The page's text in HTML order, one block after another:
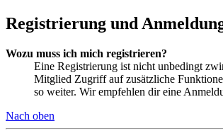
Registrierung und
Wozu muss ich mich registrieren?
Eine Registrierung ist nicht unbedingt
Mitglied Zugriff auf zusätzliche
so weiter. Wir empfehlen dir eine
Nach oben